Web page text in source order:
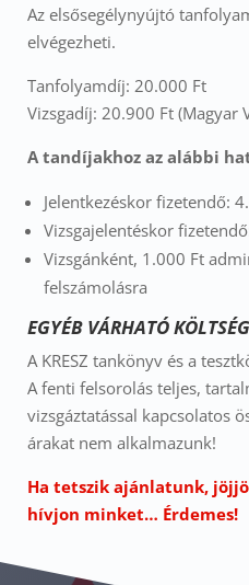
Az elsősegélynyújtó
elvégezheti.
Tanfolyamdíj: 20.000 Ft
Vizsgadíj: 20.900 Ft (Magyar
A tandíjakhoz az alábbi
Jelentkezéskor fizetendő:
Vizsgajelentéskor
Vizsgánként, 1.000 Ft
felszámolásra
EGYÉB VÁRHATÓ
A KRESZ tankönyv és a
A fenti felsorolás teljes,
vizsgáztatással kapcsolatos
árakat nem alkalmazunk!
Ha tetszik ajánlatunk,
hívjon minket… Érdemes!